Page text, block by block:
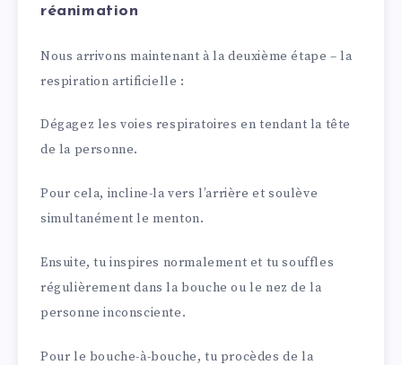
réanimation
Nous arrivons maintenant à la deuxième étape – la
respiration artificielle :
Dégagez les voies respiratoires en tendant la tête
de la personne.
Pour cela, incline-la vers l’arrière et soulève
simultanément le menton.
Ensuite, tu inspires normalement et tu souffles
régulièrement dans la bouche ou le nez de la
personne inconsciente.
Pour le bouche-à-bouche, tu procèdes de la